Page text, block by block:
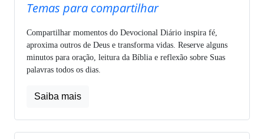
Temas para compartilhar
Compartilhar momentos do Devocional Diário inspira fé,
aproxima outros de Deus e transforma vidas. Reserve alguns
minutos para oração, leitura da Bíblia e reflexão sobre Suas
palavras todos os dias.
Saiba mais